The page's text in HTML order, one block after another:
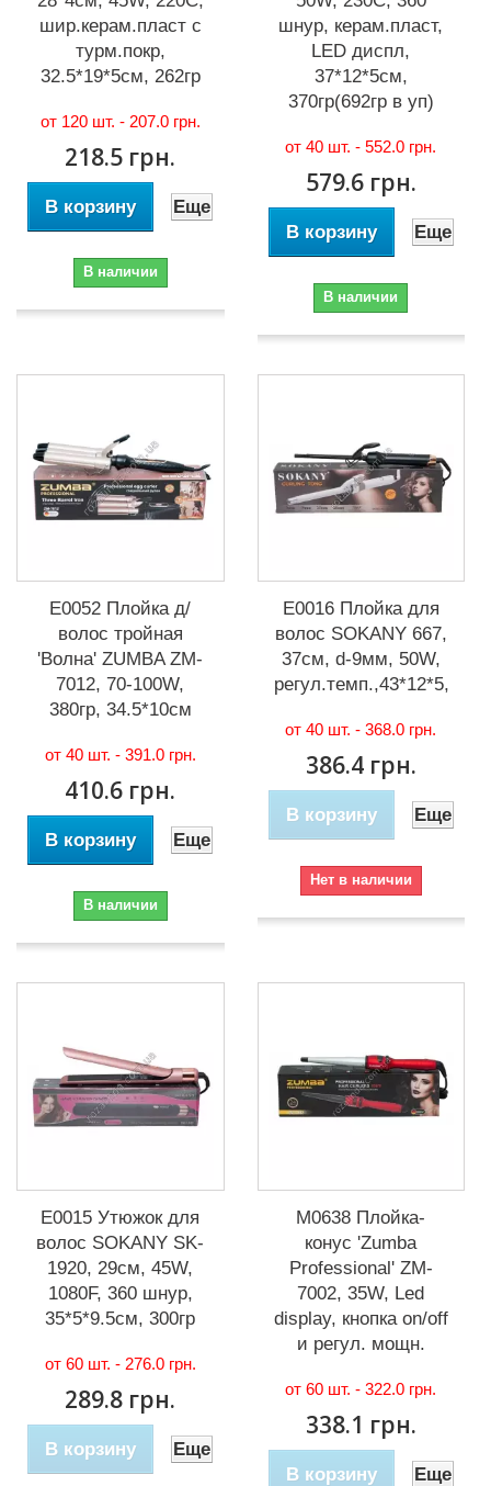
шир.керам.пласт с
турм.покр,
32.5*19*5см, 262гр
от 120 шт. - 207.0 грн.
218.5 грн.
В корзину Еще
В наличии
шнур, керам.пласт,
LED диспл,
37*12*5см,
370гр(692гр в уп)
от 40 шт. -552.0 грн.
579.6 грн.
В корзину Еще
В наличии
Е0052 Плойка д/
волос тройная
'Волна' ZUMBA ZM-
7012, 70-100W,
380гр, 34.5*10см
от 40 шт. - 391.0 грн.
410.6 грн.
В корзину Еще
В наличии
Е0016 Плойка для
волос SOKANY 667,
37см, d-9мм, 50W,
от 40 шт. -368.0 грн.
386.4 грн.
В корзину Еще
Нет в наличии
Е0015 Утюжок для
волос SOKANY SK-
1920, 29см, 45W,
1080F, 360 шнур,
35*5*9.5см, 300гр
от 60 шт. - 276.0 грн.
289.8 грн.
В корзину Еще
М0638 Плойка-
конус 'Zumba
Professional' ZM-
7002, 35W, Led
display, кнопка on/off
и регул. мощн.
от 60 шт. -322.0 грн.
338.1 грн.
В корзину Еще